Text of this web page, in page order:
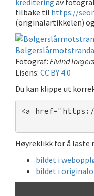
kreditering av
tilbake til https://
(originalartikkelen)
Fotograf:
Lisens: CC BY 4.0
Du kan klippe ut
<a
Høyreklikk for å laste
bildet i
bildet i